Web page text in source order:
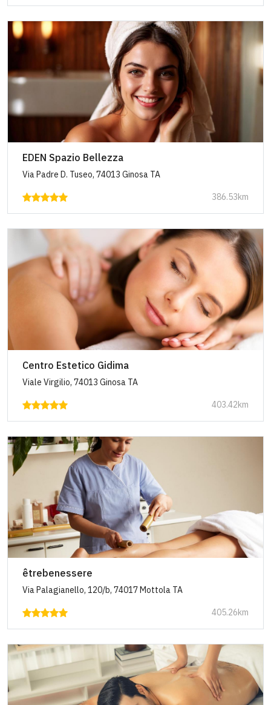
EDEN Spazio Bellezza
Via Padre D. Tuseo, 74013 Ginosa TA
386.53km
Centro Estetico Gidima
Viale Virgilio, 74013 Ginosa TA
403.42km
êtrebenessere
Via Palagianello, 120/b, 74017 Mottola TA
405.26km